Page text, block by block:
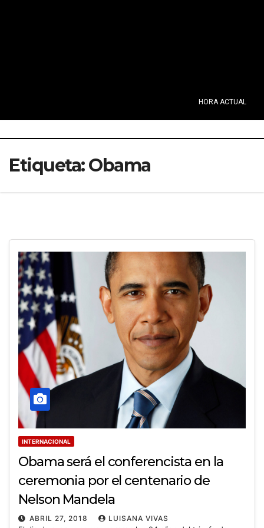
HORA ACTUAL
Etiqueta:Obama
INTERNACIONAL
Obama será el conferencista en la
ceremonia por el centenario de
Nelson Mandela
ABRIL 27, 2018
LUISANA VIVAS